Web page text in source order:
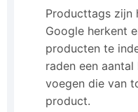
Producttags zijn
Google herkent
producten te
raden een
voegen die van
product.